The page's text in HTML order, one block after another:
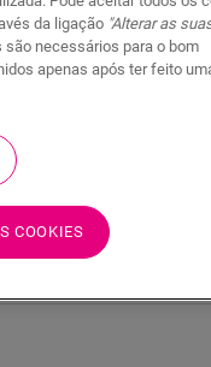
da ligação "Alterar as
necessários para o bom
apenas após ter feito
COOKIES